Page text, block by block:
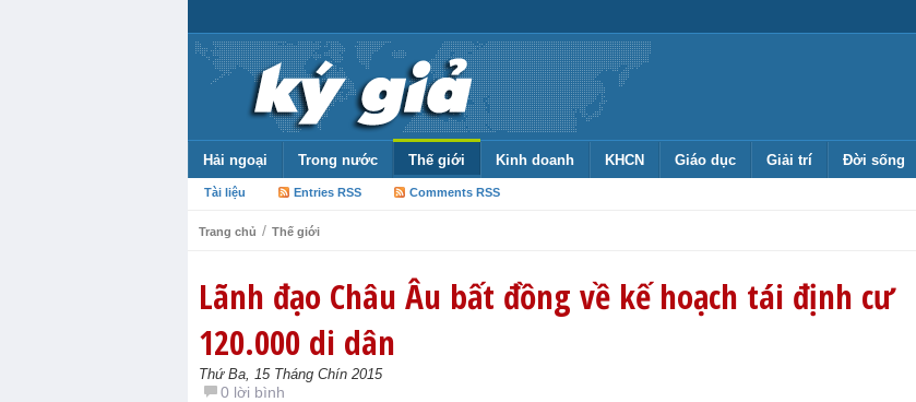
Hải ngoại Trong nước Thế giới Kinh doanh KHCN Giáo dục Giải trí Đời sống
Tài liệu Entries RSS Comments RSS
Trang chủ / Thế giới
Lãnh đạo Châu Âu bất đồng về kế hoạch tái định cư
120.000 di dân
Thứ Ba, 15 Tháng Chín 2015
0 lời bình